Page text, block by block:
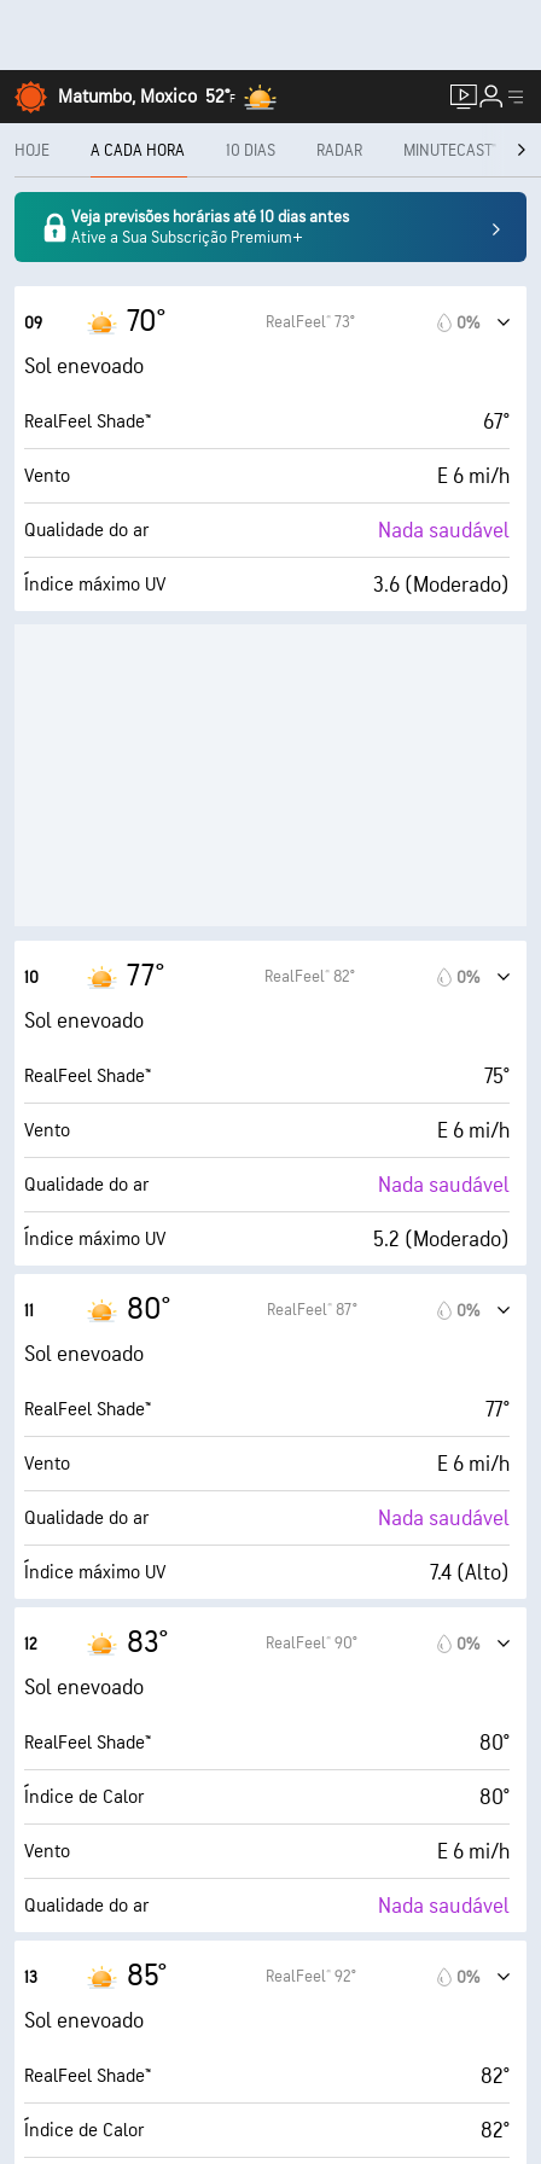
Matumbo, Moxico 52°F
HOJE A CADA HORA 10 DIAS RADAR MINUTECAST®
Veja previsões horárias até 10 dias antes
Ative a Sua Subscrição Premium+
09 70° RealFeel® 73° 0%
Sol enevoado
RealFeel Shade™ 67°
Vento E 6 mi/h
Qualidade do ar Nada saudável
Índice máximo UV 3.6 (Moderado)
Teto de nuvens 30000 pés
10 77° RealFeel® 82° 0%
Sol enevoado
RealFeel Shade™ 75°
Vento E 6 mi/h
Qualidade do ar Nada saudável
Índice máximo UV 5.2 (Moderado)
Humidade
Ponto de orvalho 32° F
AccuLumen Brightness Index™ 10 (Muito claro)
Cobertura de nuvens 0%
Visibilidade 7 milhas
11 80° RealFeel® 87° 0%
Sol enevoado
RealFeel Shade™ 77°
Vento E 6 mi/h
Qualidade do ar Nada saudável
Índice máximo UV 7.4 (Alto)
Humidade
Ponto de orvalho 31° F
AccuLumen Brightness Index™ 10 (Muito claro)
Cobertura de nuvens 0%
Visibilidade 7 milhas
12 83° RealFeel® 90° 0%
Sol enevoado
RealFeel Shade™ 80°
Índice de Calor 80°
Vento E 6 mi/h
Qualidade do ar Nada saudável
Índice máximo UV
Rajadas
Humidade 15%
Ponto de orvalho 31° F
13 85° RealFeel® 92° 0%
Sol enevoado
RealFeel Shade™ 82°
Índice de Calor 82°